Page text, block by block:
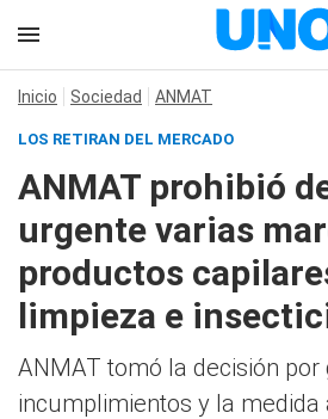
Inicio Sociedad ANMAT
LOS RETIRAN DEL MERCADO
ANMAT prohibió
urgente varias
productos
limpieza e
ANMAT tomó la decisión por
incumplimientos y la medida